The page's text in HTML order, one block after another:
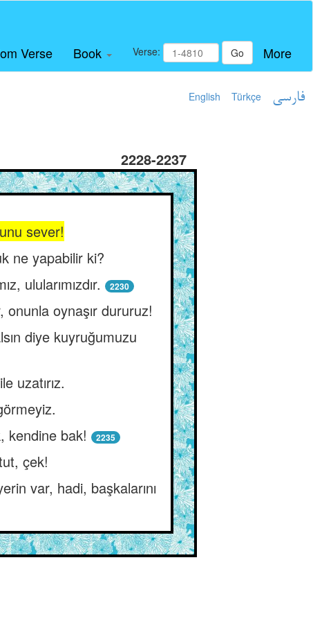
Verse Book Verse: Go More
English Türkçe فارسی
2228-2237
sever!
ne yapabilir ki?
ulularımızdır.
2230
oynaşır dururuz!
diye kuyruğumuzu
uzatırız.
kendine bak!
2235
çek!
var, hadi, başkalarını